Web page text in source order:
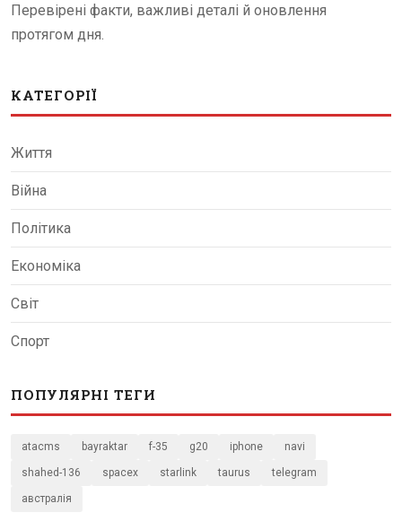
Перевірені факти, важливі деталі й оновлення
протягом дня.
КАТЕГОРІЇ
Життя
Війна
Політика
Економіка
Світ
Спорт
ПОПУЛЯРНІ ТЕГИ
atacms bayraktar f-35 g20 iphone navi
shahed-136 spacex starlink taurus telegram
австралія